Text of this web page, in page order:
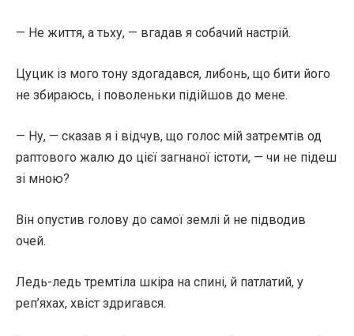
— Не життя, а тьху, — вгадав я собачий настрій.
Цуцик із мого тону здогадався, либонь, що бити його
не збираюсь, і поволеньки підійшов до мене.
— Ну, — сказав я і відчув, що голос мій затремтів од
раптового жалю до цієї загнаної істоти, — чи не підеш
зі мною?
Він опустив голову до самої землі й не підводив
очей.
Ледь-ледь тремтіла шкіра на спині, й патлатий, у
реп’яхах, хвіст здригався.